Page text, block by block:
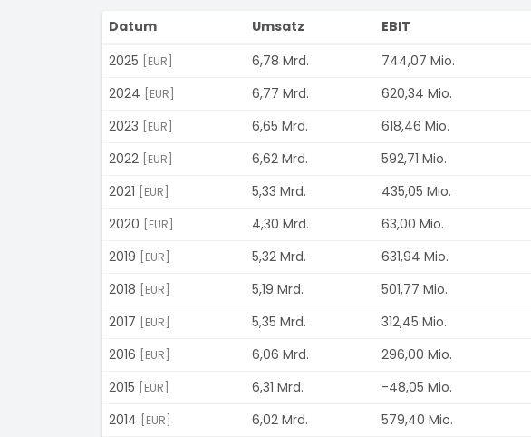
Datum Umsatz EBIT
2025
[EUR] 6,78 Mrd. 744,07 Mio.
2024
[EUR] 6,77 Mrd. 620,34 Mio.
2023
[EUR] 6,65 Mrd. 618,46 Mio.
2022
[EUR] 6,62 Mrd. 592,71 Mio.
2021
[EUR] 5,33 Mrd. 435,05 Mio.
2020
[EUR] 4,30 Mrd. 63,00 Mio.
2019
[EUR] 5,32 Mrd. 631,94 Mio.
2018
[EUR] 5,19 Mrd. 501,77 Mio.
2017
[EUR] 5,35 Mrd. 312,45 Mio.
2016
[EUR] 6,06 Mrd. 296,00 Mio.
2015
[EUR] 6,31 Mrd. -48,05 Mio.
2014
[EUR] 6,02 Mrd. 579,40 Mio.